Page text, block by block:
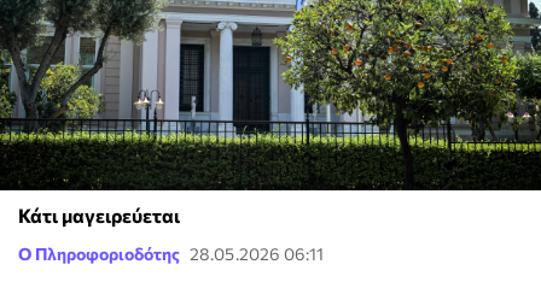
Κάτι μαγειρεύεται
Ο Πληροφοριοδότης 28.05.2026 06:11